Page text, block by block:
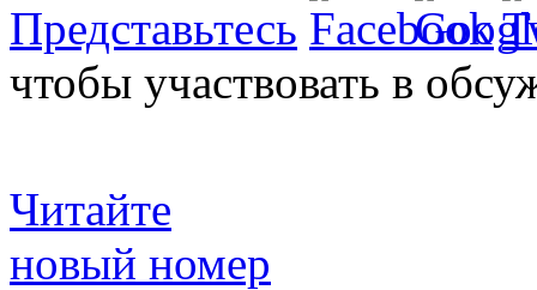
Представьтесь
чтобы участвовать в
Читайте
новый номер